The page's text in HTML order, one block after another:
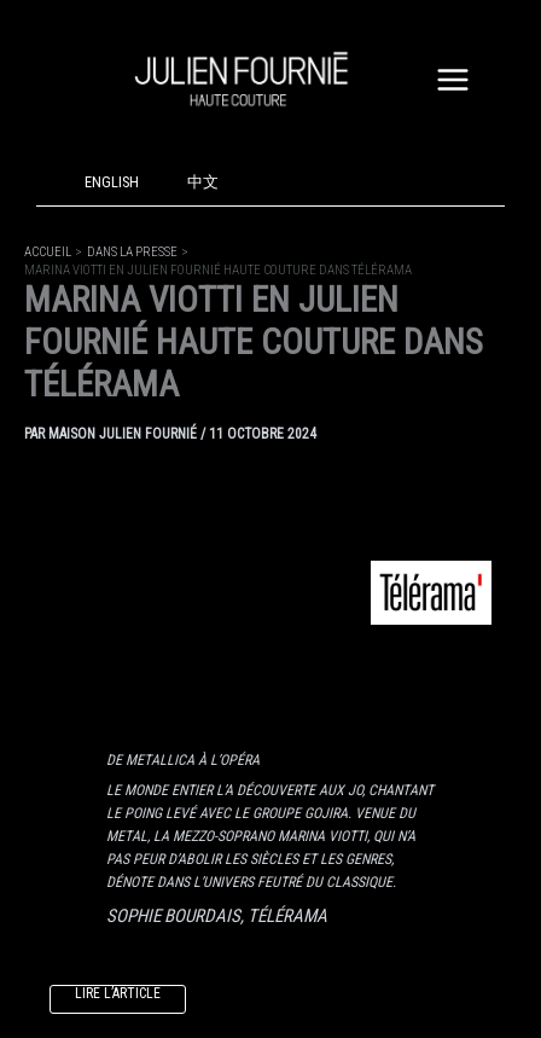
ENGLISH 中文
ACCUEIL
DANS LA PRESSE
MARINA VIOTTI EN JULIEN FOURNIÉ HAUTE COUTURE DANS TÉLÉRAMA
MARINA VIOTTI EN JULIEN
FOURNIÉ HAUTE COUTURE DANS
TÉLÉRAMA
PAR MAISON JULIEN FOURNIÉ /11 OCTOBRE 2024
DE METALLICA À L’OPÉRA
LE MONDE ENTIER L’A DÉCOUVERTE AUX JO, CHANTANT
LE POING LEVÉ AVEC LE GROUPE GOJIRA. VENUE DU
METAL, LA MEZZO-SOPRANO MARINA VIOTTI, QUI N’A
PAS PEUR D’ABOLIR LES SIÈCLES ET LES GENRES,
DÉNOTE DANS L’UNIVERS FEUTRÉ DU CLASSIQUE.
SOPHIE BOURDAIS, TÉLÉRAMA
LIRE L’ARTICLE